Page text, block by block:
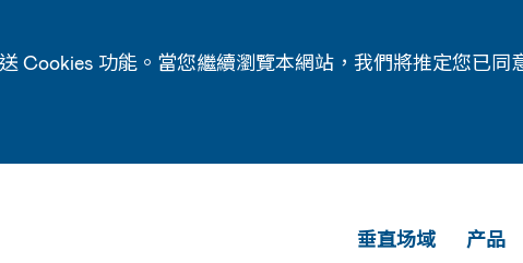
Cookies 功能。當您繼續瀏覽本網站，我們將推定您已同
垂直场域 产品